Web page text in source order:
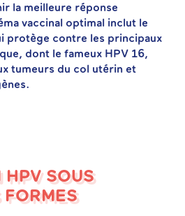
la meilleure réponse
vaccinal optimal inclut le
protège contre les principaux
dont le fameux HPV 16,
tumeurs du col utérin et
HPV SOUS
FORMES